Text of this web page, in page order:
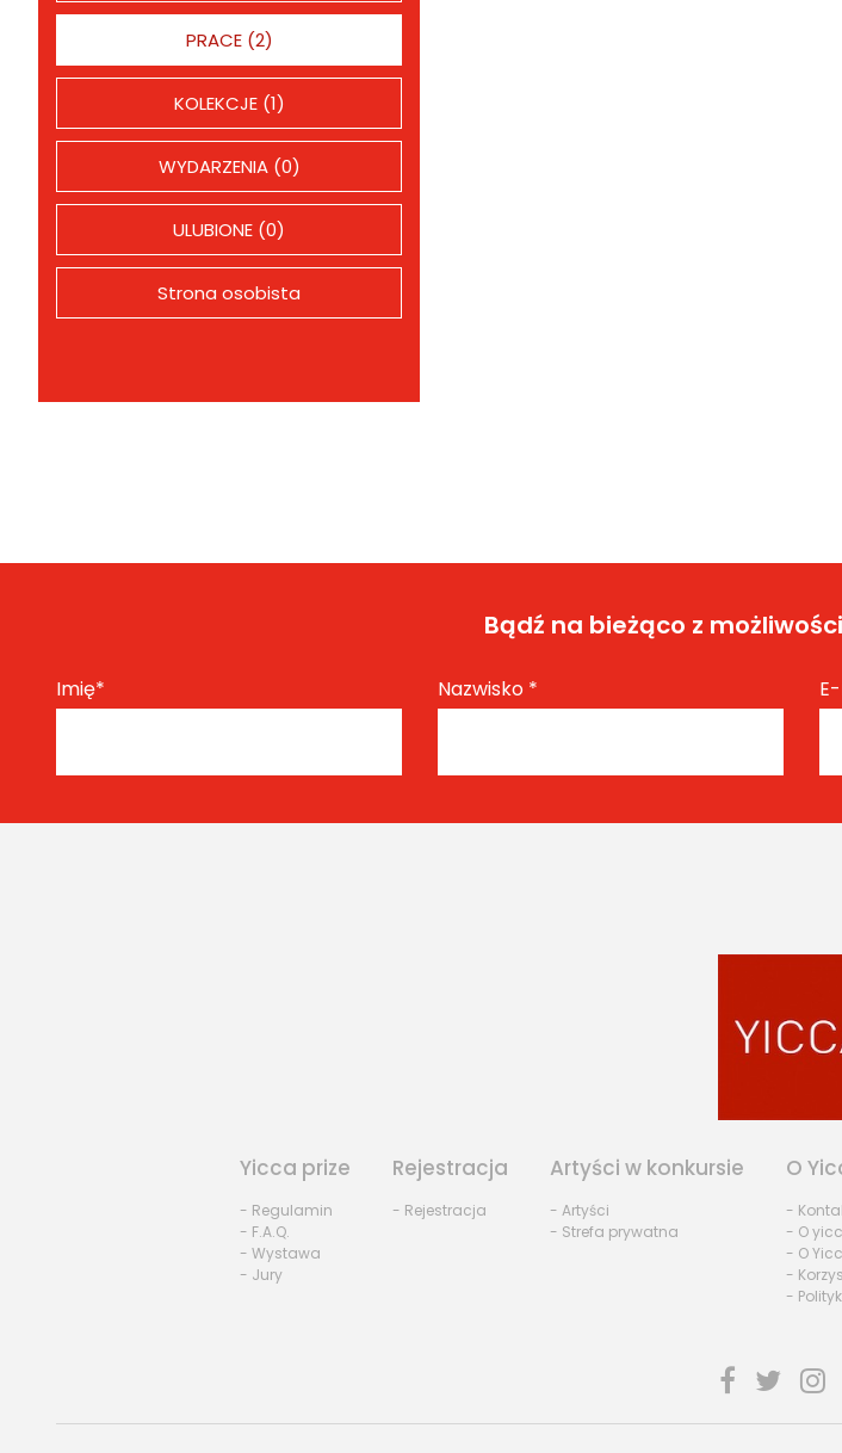
PRACE (2)
KOLEKCJE (1)
WYDARZENIA (0)
ULUBIONE (0)
Strona osobista
Bądź na bieżąco z
Imię* Nazwisko *
Yicca prize
- Regulamin
- F.A.Q.
- Wystawa
- Jury
Rejestracja
- Rejestracja
Artyści w konkursie
- Artyści
- Strefa prywatna
O
-
- O
- O
-
-